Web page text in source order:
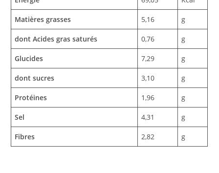
Matières grasses 5,16 g
dont Acides gras saturés 0,76 g
Glucides 7,29 g
dont sucres 3,10 g
Protéines 1,96 g
Sel 4,31 g
Fibres 2,82 g